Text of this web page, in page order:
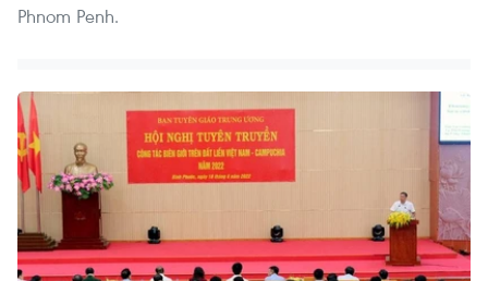
Phnom Penh.